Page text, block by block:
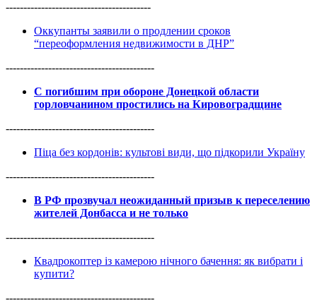
-----------------------------------------
Оккупанты заявили о продлении сроков
“переоформления недвижимости в ДНР”
------------------------------------------
С погибшим при обороне Донецкой области
горловчанином простились на Кировоградщине
------------------------------------------
Піца без кордонів: культові види, що підкорили Україну
------------------------------------------
В РФ прозвучал неожиданный призыв к переселению
жителей Донбасса и не только
------------------------------------------
Квадрокоптер із камерою нічного бачення: як вибрати і
купити?
------------------------------------------